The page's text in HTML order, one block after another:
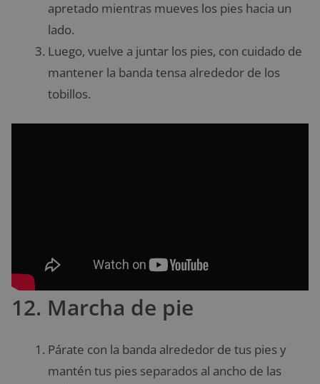
apretado mientras mueves los pies hacia un
lado.
Luego, vuelve a juntar los pies, con cuidado de
mantener la banda tensa alrededor de los
tobillos.
12. Marcha de pie
Párate con la banda alrededor de tus pies y
mantén tus pies separados al ancho de las